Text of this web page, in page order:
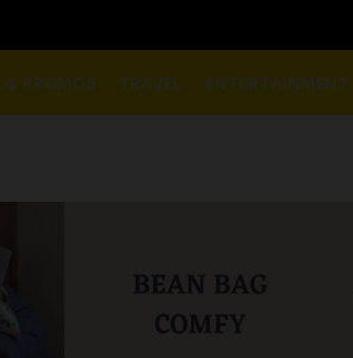
& PROMOS TRAVEL ENTERTAINMENT